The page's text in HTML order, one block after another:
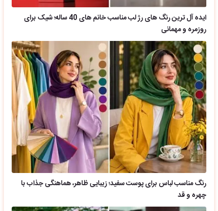
ایده آل ترین رنگ های رژ لب مناسب خانم های 40 ساله؛ شیک برای
روزمره و مهمانی
رنگ مناسب لباس برای پوست سفید؛ زیبایی ظاهر، هماهنگی جذاب با
چهره و قد